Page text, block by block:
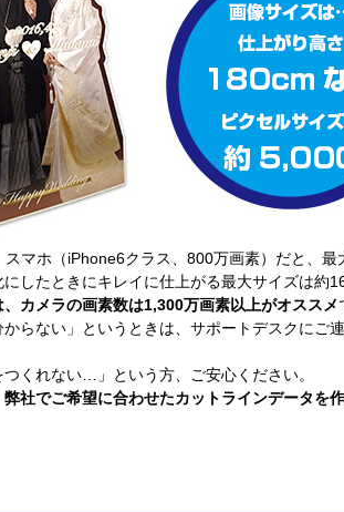
マホ（iPhone6クラス、800万画素）だと、最
したときにキレイに仕上がる最大サイズは約
カメラの画素数は1,300万画素以上がオススメ
らない」というときは、サポートデスクにご
くれない…」という方、ご安心ください。
社でご希望に合わせたカットラインデータを